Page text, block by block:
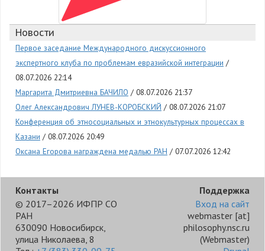
Новости
Первое заседание Международного дискуссионного
экспертного клуба по проблемам евразийской интеграции
08.07.2026 22:14
Маргарита Дмитриевна БАЧИЛО
08.07.2026 21:37
Олег Александрович ЛУНЕВ-КОРОБСКИЙ
08.07.2026 21:07
Конференция об этносоциальных и этнокультурных процессах в
Казани
08.07.2026 20:49
Оксана Егорова награждена медалью РАН
07.07.2026 12:42
Контакты
© 2017–2026 ИФПР СО
РАН
630090 Новосибирск,
улица Николаева, 8
Поддержка
Вход на сайт
webmaster [at]
philosophy.nsc.ru
(Webmaster)